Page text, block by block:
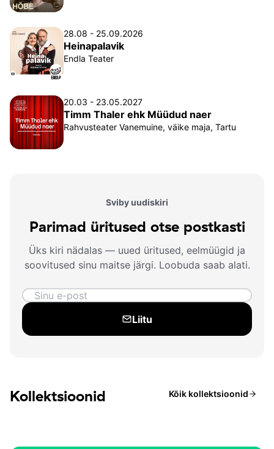
28.08 - 25.09.2026
Heinapalavik
Endla Teater
20.03 - 23.05.2027
Timm Thaler ehk Müüdud naer
Rahvusteater Vanemuine, väike maja, Tartu
Sviby uudiskiri
Parimad üritused otse postkasti
Üks kiri nädalas — uued üritused, eelmüügid ja
soovitused sinu maitse järgi. Loobuda saab alati.
Liitu
Kollektsioonid Kõik kollektsioonid